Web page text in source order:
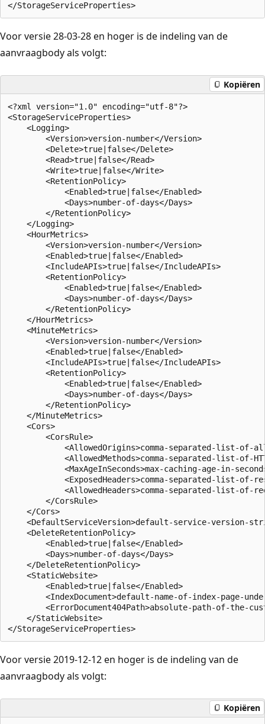
Voor versie 28-03-28 en hoger is de indeling van de
aanvraagbody als volgt:
Kopiëren
<?xml version="1.0" encoding="utf-8"?>
<StorageServiceProperties>
    <Logging>
        <Version>version-number</Version>
        <Delete>true|false</Delete>
        <Read>true|false</Read>
        <Write>true|false</Write>
        <RetentionPolicy>
            <Enabled>true|false</Enabled>
            <Days>number-of-days</Days>
        </RetentionPolicy>
    </Logging>
    <HourMetrics>
        <Version>version-number</Version>
        <Enabled>true|false</Enabled>
        <IncludeAPIs>true|false</IncludeAPIs>
        <RetentionPolicy>
            <Enabled>true|false</Enabled>
            <Days>number-of-days</Days>
        </RetentionPolicy>
    </HourMetrics>
    <MinuteMetrics>
        <Version>version-number</Version>
        <Enabled>true|false</Enabled>
        <IncludeAPIs>true|false</IncludeAPIs>
        <RetentionPolicy>
            <Enabled>true|false</Enabled>
            <Days>number-of-days</Days>
        </RetentionPolicy>
    </MinuteMetrics>
    <Cors>
        <CorsRule>
<AllowedOrigins>comma-separated-list-of-
<AllowedMethods>comma-separated-list-of-
<MaxAgeInSeconds>max-caching-age-in-
<ExposedHeaders>comma-separated-list-of-
<AllowedHeaders>comma-separated-list-of-
        </CorsRule>
    </Cors>
<DefaultServiceVersion>default-service-version-
    <DeleteRetentionPolicy>
        <Enabled>true|false</Enabled>
        <Days>number-of-days</Days>
    </DeleteRetentionPolicy>
    <StaticWebsite>
        <Enabled>true|false</Enabled>
<IndexDocument>default-name-of-index-page-
<ErrorDocument404Path>absolute-path-of-the-
    </StaticWebsite>
Voor versie 2019-12-12 en hoger is de indeling van de
aanvraagbody als volgt:
Kopiëren